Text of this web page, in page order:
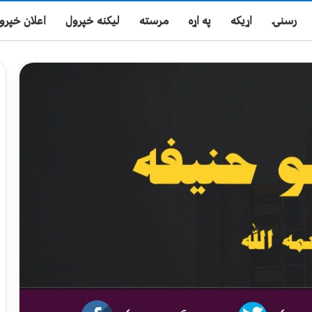
رسنۍ اړیکه په اړه مرسته لیکنه خپرول اعلان